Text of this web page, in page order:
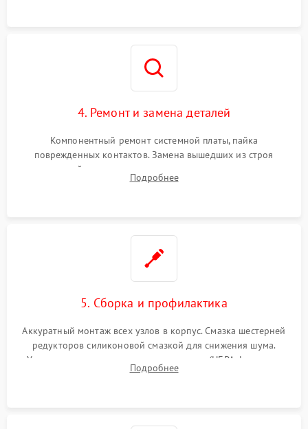
4. Ремонт и замена деталей
Компонентный ремонт системной платы, пайка
поврежденных контактов. Замена вышедших из строя
двигателей, изношенного аккумулятора, неисправного
лидара или помпы подачи воды. Восстановление шлейфов и
Подробнее
5. Сборка и профилактика
Аккуратный монтаж всех узлов в корпус. Смазка шестерней
редукторов силиконовой смазкой для снижения шума.
Установка новых расходных материалов (HEPA-фильтров,
микрофибры, щеток). Надежная фиксация разъемов и
Подробнее